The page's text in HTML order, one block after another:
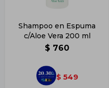
Shampoo en Espuma
c/Aloe Vera 200 ml
$ 760
$ 549